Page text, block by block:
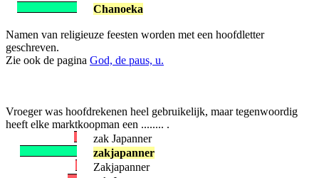
Chanoeka
Namen van religieuze feesten worden met een hoofdletter
geschreven.
Zie ook de pagina God, de paus, u.
Vroeger was hoofdrekenen heel gebruikelijk, maar tegenwoordig
heeft elke marktkoopman een ........ .
zak Japanner
zakjapanner
Zakjapanner